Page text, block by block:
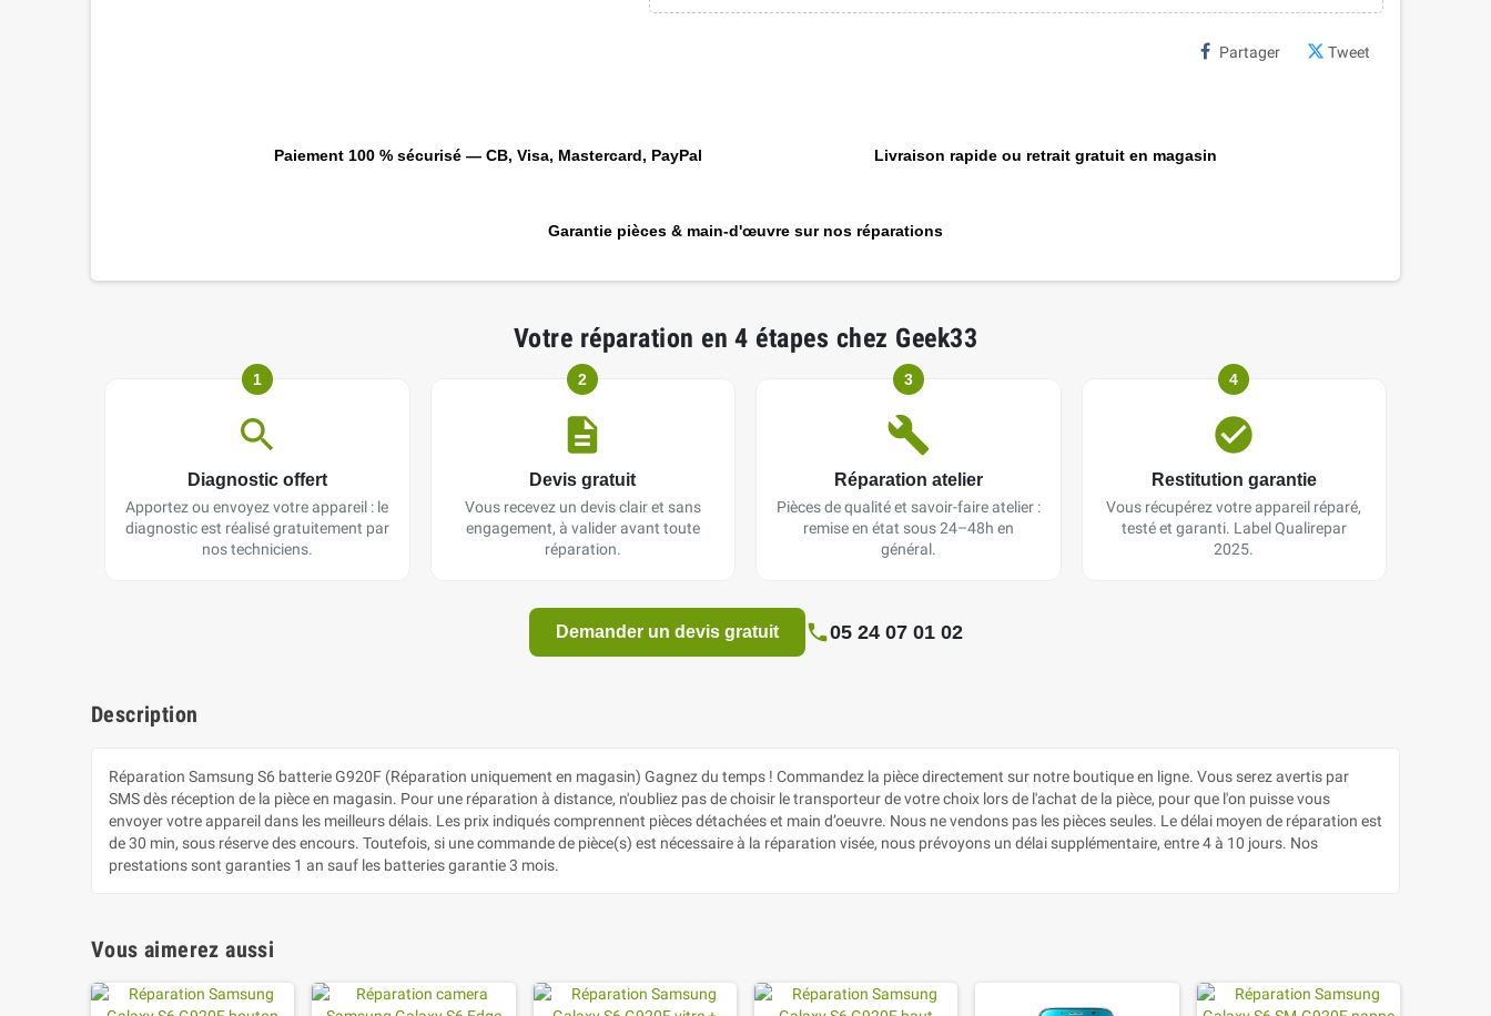
Partager Tweet
Paiement 100 % sécurisé — CB, Visa, Mastercard, PayPal Livraison rapide ou retrait gratuit en magasin
Garantie pièces & main-d'œuvre sur nos réparations
Votre réparation en 4 étapes chez Geek33
1
Diagnostic offert
Apportez ou envoyez votre appareil : le
diagnostic est réalisé gratuitement par
nos techniciens.
2
Devis gratuit
Vous recevez un devis clair et sans
engagement, à valider avant toute
réparation.
3
Réparation atelier
Pièces de qualité et savoir-faire atelier :
remise en état sous 24–48h en
général.
4
Restitution garantie
Vous récupérez votre appareil réparé,
testé et garanti. Label Qualirepar
2025.
Demander un devis gratuit 05 24 07 01 02
Description
Réparation Samsung S6 batterie G920F (Réparation uniquement en magasin) Gagnez du temps ! Commandez la pièce directement sur notre boutique en ligne. Vous serez avertis par
SMS dès réception de la pièce en magasin. Pour une réparation à distance, n'oubliez pas de choisir le transporteur de votre choix lors de l'achat de la pièce, pour que l'on puisse vous
envoyer votre appareil dans les meilleurs délais. Les prix indiqués comprennent pièces détachées et main d’oeuvre. Nous ne vendons pas les pièces seules. Le délai moyen de réparation est
de 30 min, sous réserve des encours. Toutefois, si une commande de pièce(s) est nécessaire à la réparation visée, nous prévoyons un délai supplémentaire, entre 4 à 10 jours. Nos
prestations sont garanties 1 an sauf les batteries garantie 3 mois.
Vous aimerez aussi